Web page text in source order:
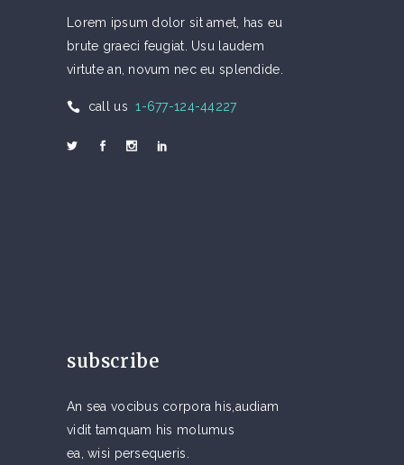
Lorem ipsum dolor sit amet, has eu
brute graeci feugiat. Usu laudem
virtute an, novum nec eu splendide.
call us 1-677-124-44227
subscribe
An sea vocibus corpora his,audiam
vidit tamquam his molumus
ea, wisi persequeris.